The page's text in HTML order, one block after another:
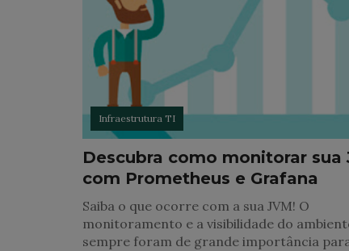
Infraestrutura TI
Descubra como monitorar sua
com Prometheus e Grafana
Saiba o que ocorre com a sua JVM! O
monitoramento e a visibilidade do
sempre foram de grande importância